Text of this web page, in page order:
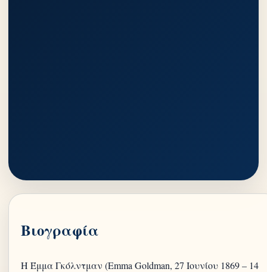
Βιογραφία
Η Έμμα Γκόλντμαν (Emma Goldman, 27 Ιουνίου 1869 – 14